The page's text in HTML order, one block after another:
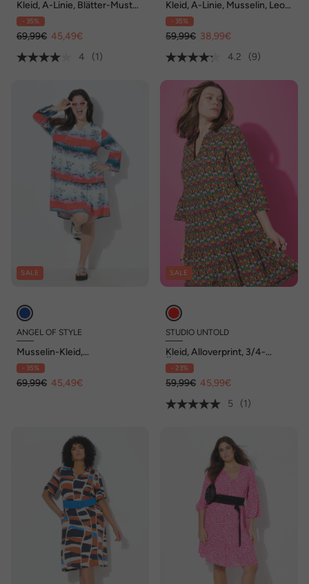
Kleid, A-Linie, Blätter-Muster,
Volants
- 35%
69,99€ 45,49€
4
(1)
Kleid, A-Linie, Musselin, Leo-
Muster, Volants
- 35%
59,99€ 38,99€
4.2
(9)
SALE
ANGEL OF STYLE
Musselin-Kleid,
Streifenmuster, Volants
- 35%
69,99€ 45,49€
SALE
STUDIO UNTOLD
Kleid, Alloverprint, 3/4-
Ärmel, Volants
- 23%
59,99€ 45,99€
5
(1)